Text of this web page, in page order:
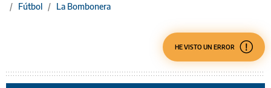
/ Fútbol / La Bombonera
HE VISTO UN ERROR